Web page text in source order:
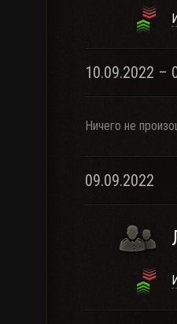
10.09.2022 –
Ничего не
09.09.2022